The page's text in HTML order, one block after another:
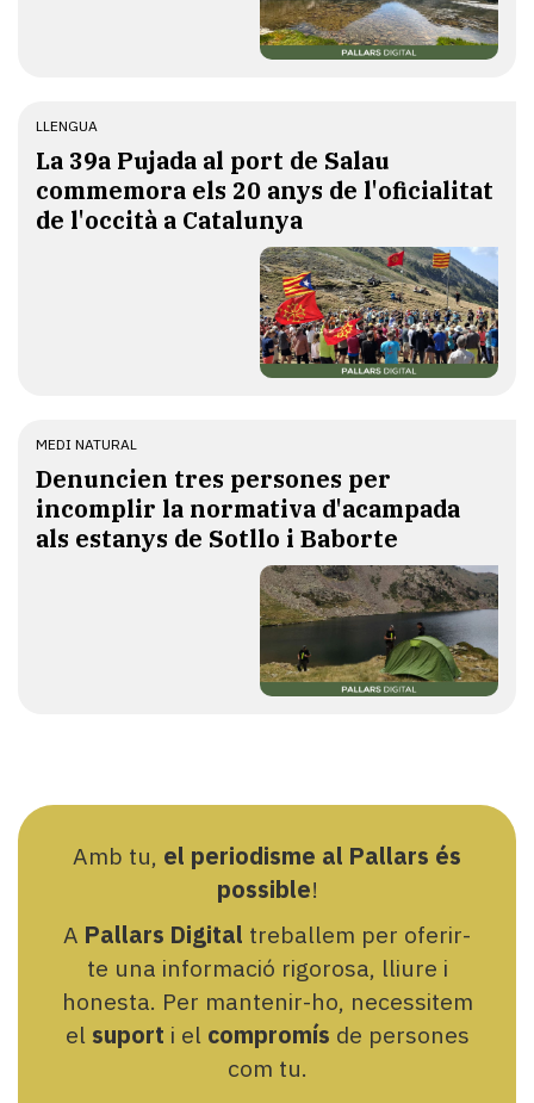
LLENGUA
​La 39a Pujada al port de Salau
commemora els 20 anys de l'oficialitat
de l'occità a Catalunya
MEDI NATURAL
Denuncien tres persones per
incomplir la normativa d'acampada
als estanys de Sotllo i Baborte
Amb tu, el periodisme al Pallars és
possible!
A Pallars Digital treballem per oferir-
te una informació rigorosa, lliure i
honesta. Per mantenir-ho, necessitem
el suport i el compromís de persones
com tu.